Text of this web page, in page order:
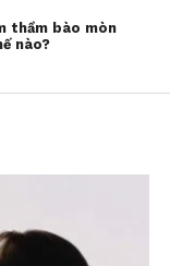
thầm bào mòn
nào?